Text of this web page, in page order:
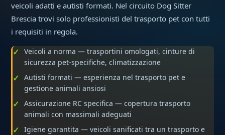
veicoli adatti e autisti formati. Nel circuito Dog Sitter
Brescia trovi solo professionisti del trasporto pet con tutti
i requisiti in regola.
Veicoli a norma — trasportini omologati, cinture di
sicurezza pet-specifiche, climatizzazione
Autisti formati — esperienza nel trasporto pet e
gestione animali ansiosi
Assicurazione RC specifica — copertura trasporto
animali con massimali adeguati
Igiene garantita — veicoli sanificati tra un trasporto e